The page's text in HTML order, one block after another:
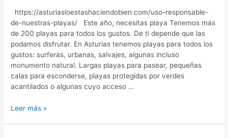
https://asturiasloestashaciendobien.com/uso-responsable-
de-nuestras-playas/ Este año, necesitas playa Tenemos más
de 200 playas para todos los gustos. De ti depende que las
podamos disfrutar. En Asturias tenemos playas para todos los
gustos: surferas, urbanas, salvajes, algunas incluso
monumento natural. Largas playas para pasear, pequeñas
calas para esconderse, playas protegidas por verdes
acantilados o algunas cuyo acceso …
Recomendaciones
Leer más »